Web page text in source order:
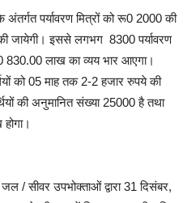
अंतर्गत पर्यावरण मित्रों को रू0 2000 की
जायेगी। इससे लगभग 8300 पर्यावरण
830.00 लाख का व्यय भार आएगा।
को 05 माह तक 2-2 हजार रुपये की
की अनुमानित संख्या 25000 है तथा
/ सीवर उपभोक्ताओं द्वारा 31 दिसंबर,